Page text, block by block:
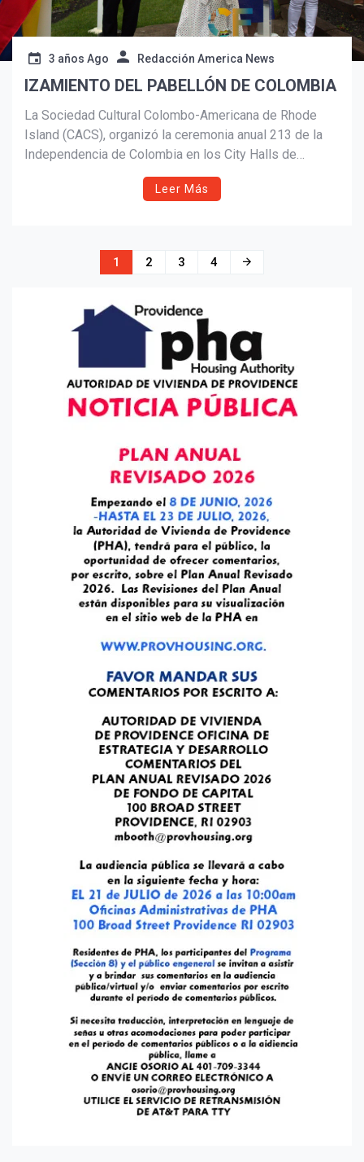
3 años Ago Redacción America News
IZAMIENTO DEL PABELLÓN DE COLOMBIA
La Sociedad Cultural Colombo-Americana de Rhode
Island (CACS), organizó la ceremonia anual 213 de la
Independencia de Colombia en los City Halls de
Pawtucket y Central Falls el pasado jueves, 20 de julio
Leer Más
1 2 3 4